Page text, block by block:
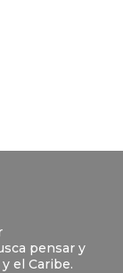
pensar y
el Caribe.